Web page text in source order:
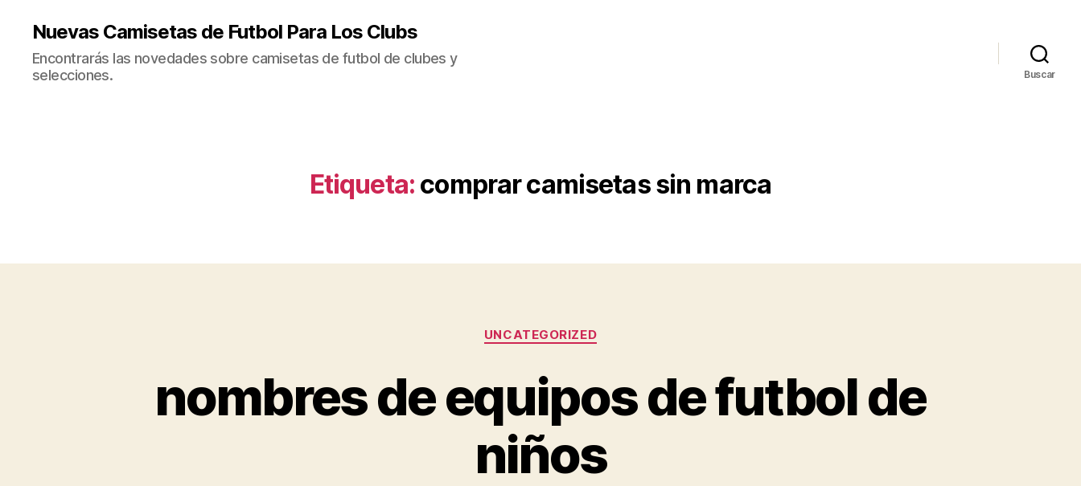
Nuevas Camisetas de Futbol Para Los Clubs
Encontrarás las novedades sobre camisetas de futbol de clubes y
selecciones.
Buscar
Etiqueta: comprar camisetas sin marca
Categorías
UNCATEGORIZED
nombres de equipos de futbol de
niños